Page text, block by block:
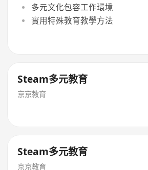
多元文化包容工作環境
實用特殊教育教學方法
Steam多元教育
京京教育
Steam多元教育
京京教育